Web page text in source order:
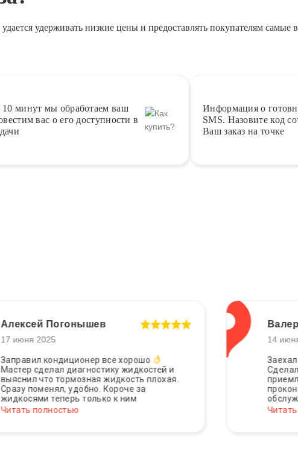
удерживать низкие цены и предоставлять покупателям
минут мы обработаем ваш
вас о его доступности в
Информация о
SMS. Назовите код
Ваш заказ на точке
Погонышев
2025
кондиционер все хорошо
сделал диагностику жидкостей и
что тормозная жидкость плохая.
поменял, удобно. Короче за
теперь только к ним
полностью
Валерия
14 июня 2025
Заехала
Сделали
Читать